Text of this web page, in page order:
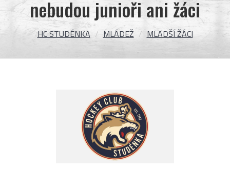
nebudou junioři ani žáci
HC STUDÉNKA MLÁDEŽ MLADŠÍ ŽÁCI